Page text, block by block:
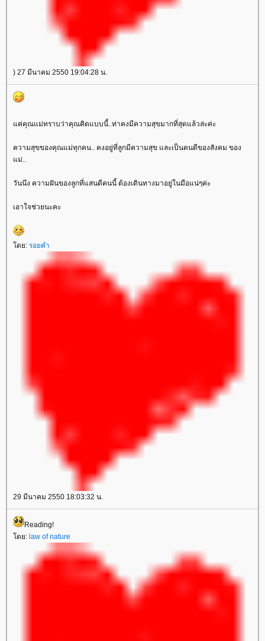
) 27 มีนาคม 2550 19:04:28 น.
ค่คุณแม่ทราบว่าคุณคิดแบบนี้..ท่าคงมีความสุขมากที่สุดแล้วล่ะค่ะ
ความสุขของคุณแม่ทุกคน.. คงอยู่ที่ลูกมีความสุข และเป็นคนดีของสังคม ของ
ม่..
วันนึง ความฝันของลูกที่แสนดีคนนี้ ต้องเดินทางมาอยู่ในมือแน่ๆค่ะ
เอาใจช่วยนะคะ
ดย: รอยคำ
29 มีนาคม 2550 18:03:32 น.
Reading!
ดย: law of nature